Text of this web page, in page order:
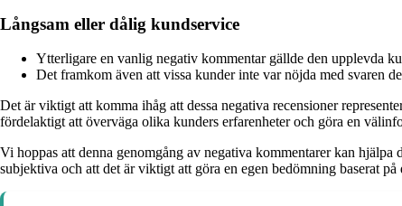
Långsam eller dålig kundservice
Ytterligare en vanlig negativ kommentar gällde den upplevda
Det framkom även att vissa kunder inte var nöjda med svaren
Det är viktigt att komma ihåg att dessa negativa recensioner
fördelaktigt att överväga olika kunders erfarenheter och göra en
Vi hoppas att denna genomgång av negativa kommentarer kan
subjektiva och att det är viktigt att göra en egen bedömning baserat på